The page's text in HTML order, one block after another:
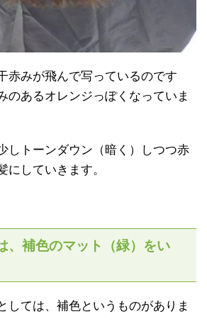
赤みが飛んで写っているのです
のあるオレンジっぽくなっていま
しトーンダウン（暗く）しつつ赤
にしていきます。
、補色のマット（緑）をい
しては、補色というものがありま